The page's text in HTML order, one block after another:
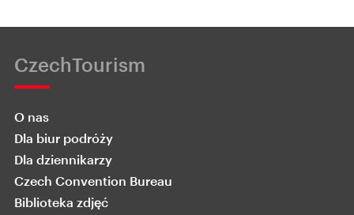
CzechTourism
O nas
Dla biur podróży
Dla dziennikarzy
Czech Convention Bureau
Biblioteka zdjęć